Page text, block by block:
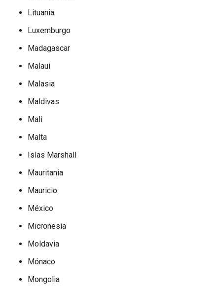
Lituania
Luxemburgo
Madagascar
Malaui
Malasia
Maldivas
Mali
Malta
Islas Marshall
Mauritania
Mauricio
México
Micronesia
Moldavia
Mónaco
Mongolia